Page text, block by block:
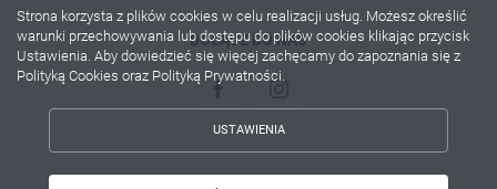
DOŁĄCZ DO NAS
Strona korzysta z plików cookies w celu realizacji usług. Możesz określić
warunki przechowywania lub dostępu do plików cookies klikając przycisk
Ustawienia. Aby dowiedzieć się więcej zachęcamy do zapoznania się z
Polityką Cookies oraz Polityką Prywatności.
USTAWIENIA